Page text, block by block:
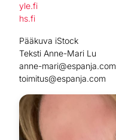
yle.fi
hs.fi
Pääkuva iStock
Teksti Anne-Mari Lu
anne-mari@espanja.com
toimitus@espanja.com